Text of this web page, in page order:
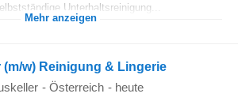
Unterhaltsreinigung...
Mehr anzeigen
(m/w) Reinigung & Lingerie
- Österreich - heute